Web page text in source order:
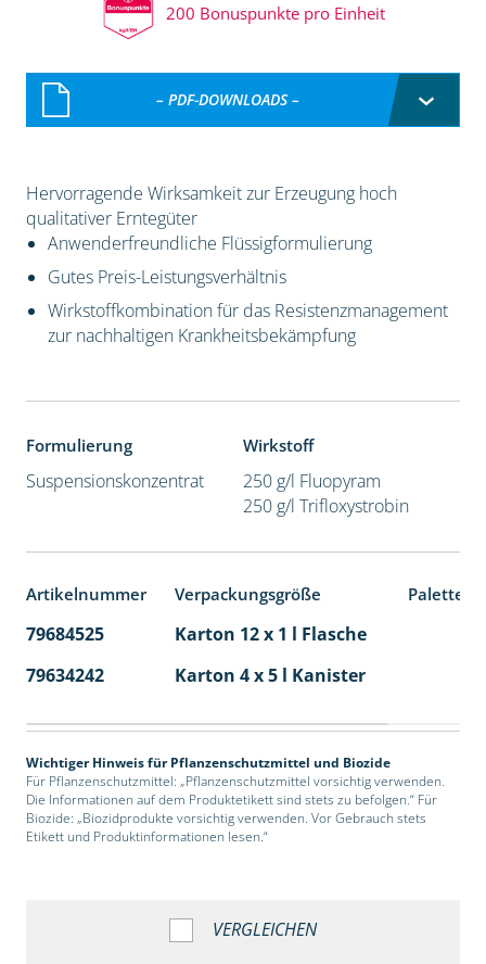
200 Bonuspunkte pro Einheit
– PDF-DOWNLOADS –
Hervorragende Wirksamkeit zur Erzeugung hoch
qualitativer Erntegüter
Anwenderfreundliche Flüssigformulierung
Gutes Preis-Leistungsverhältnis
Wirkstoffkombination für das Resistenzmanagement
zur nachhaltigen Krankheitsbekämpfung
Formulierung
Suspensionskonzentrat
Wirkstoff
250 g/l Fluopyram
250 g/l Trifloxystrobin
Artikelnummer Verpackungsgröße
79684525 Karton 12 x 1 l Flasche
79634242
Karton 4 x 5 l Kanister
Wichtiger Hinweis für Pflanzenschutzmittel und Biozide
Für Pflanzenschutzmittel: „Pflanzenschutzmittel vorsichtig verwenden.
Die Informationen auf dem Produktetikett sind stets zu befolgen.“ Für
Biozide: „Biozidprodukte vorsichtig verwenden. Vor Gebrauch stets
Etikett und Produktinformationen lesen.“
VERGLEICHEN